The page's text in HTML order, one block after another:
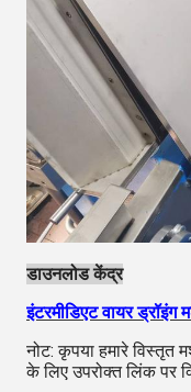
डाउनलोड केंद्र
इंटरमीडिएट वायर ड्रॉइंग
नोट: कृपया हमारे विस्तृत
के लिए उपरोक्त लिंक पर